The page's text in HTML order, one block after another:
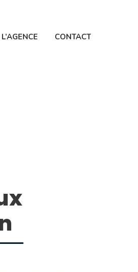
L’AGENCE CONTACT